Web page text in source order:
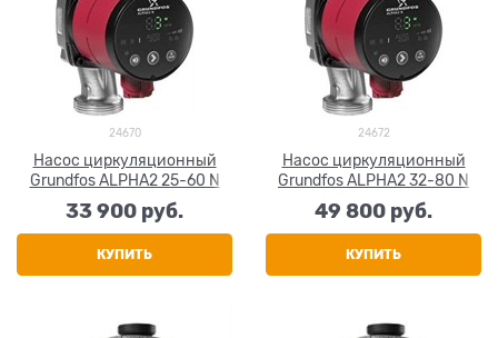
24670
Насос циркуляционный
Grundfos ALPHA2 25-60 N
33 900 руб.
КУПИТЬ
24672
Насос циркуляционный
Grundfos ALPHA2 32-80 N
49 800 руб.
КУПИТЬ